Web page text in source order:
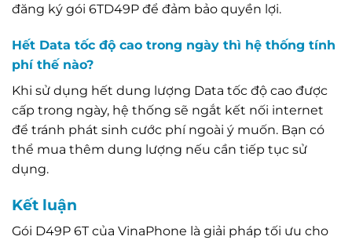
đăng ký gói 6TD49P để đảm bảo quyền lợi.
Hết Data tốc độ cao trong ngày thì hệ thống tính
phí thế nào?
Khi sử dụng hết dung lượng Data tốc độ cao được
cấp trong ngày, hệ thống sẽ ngắt kết nối internet
để tránh phát sinh cước phí ngoài ý muốn. Bạn có
thể mua thêm dung lượng nếu cần tiếp tục sử
dụng.
Kết luận
Gói D49P 6T của VinaPhone là giải pháp tối ưu cho